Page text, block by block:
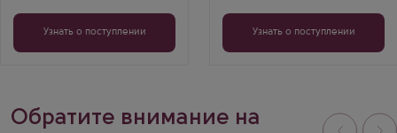
Узнать о поступлении Узнать о поступлении
Обратите внимание на